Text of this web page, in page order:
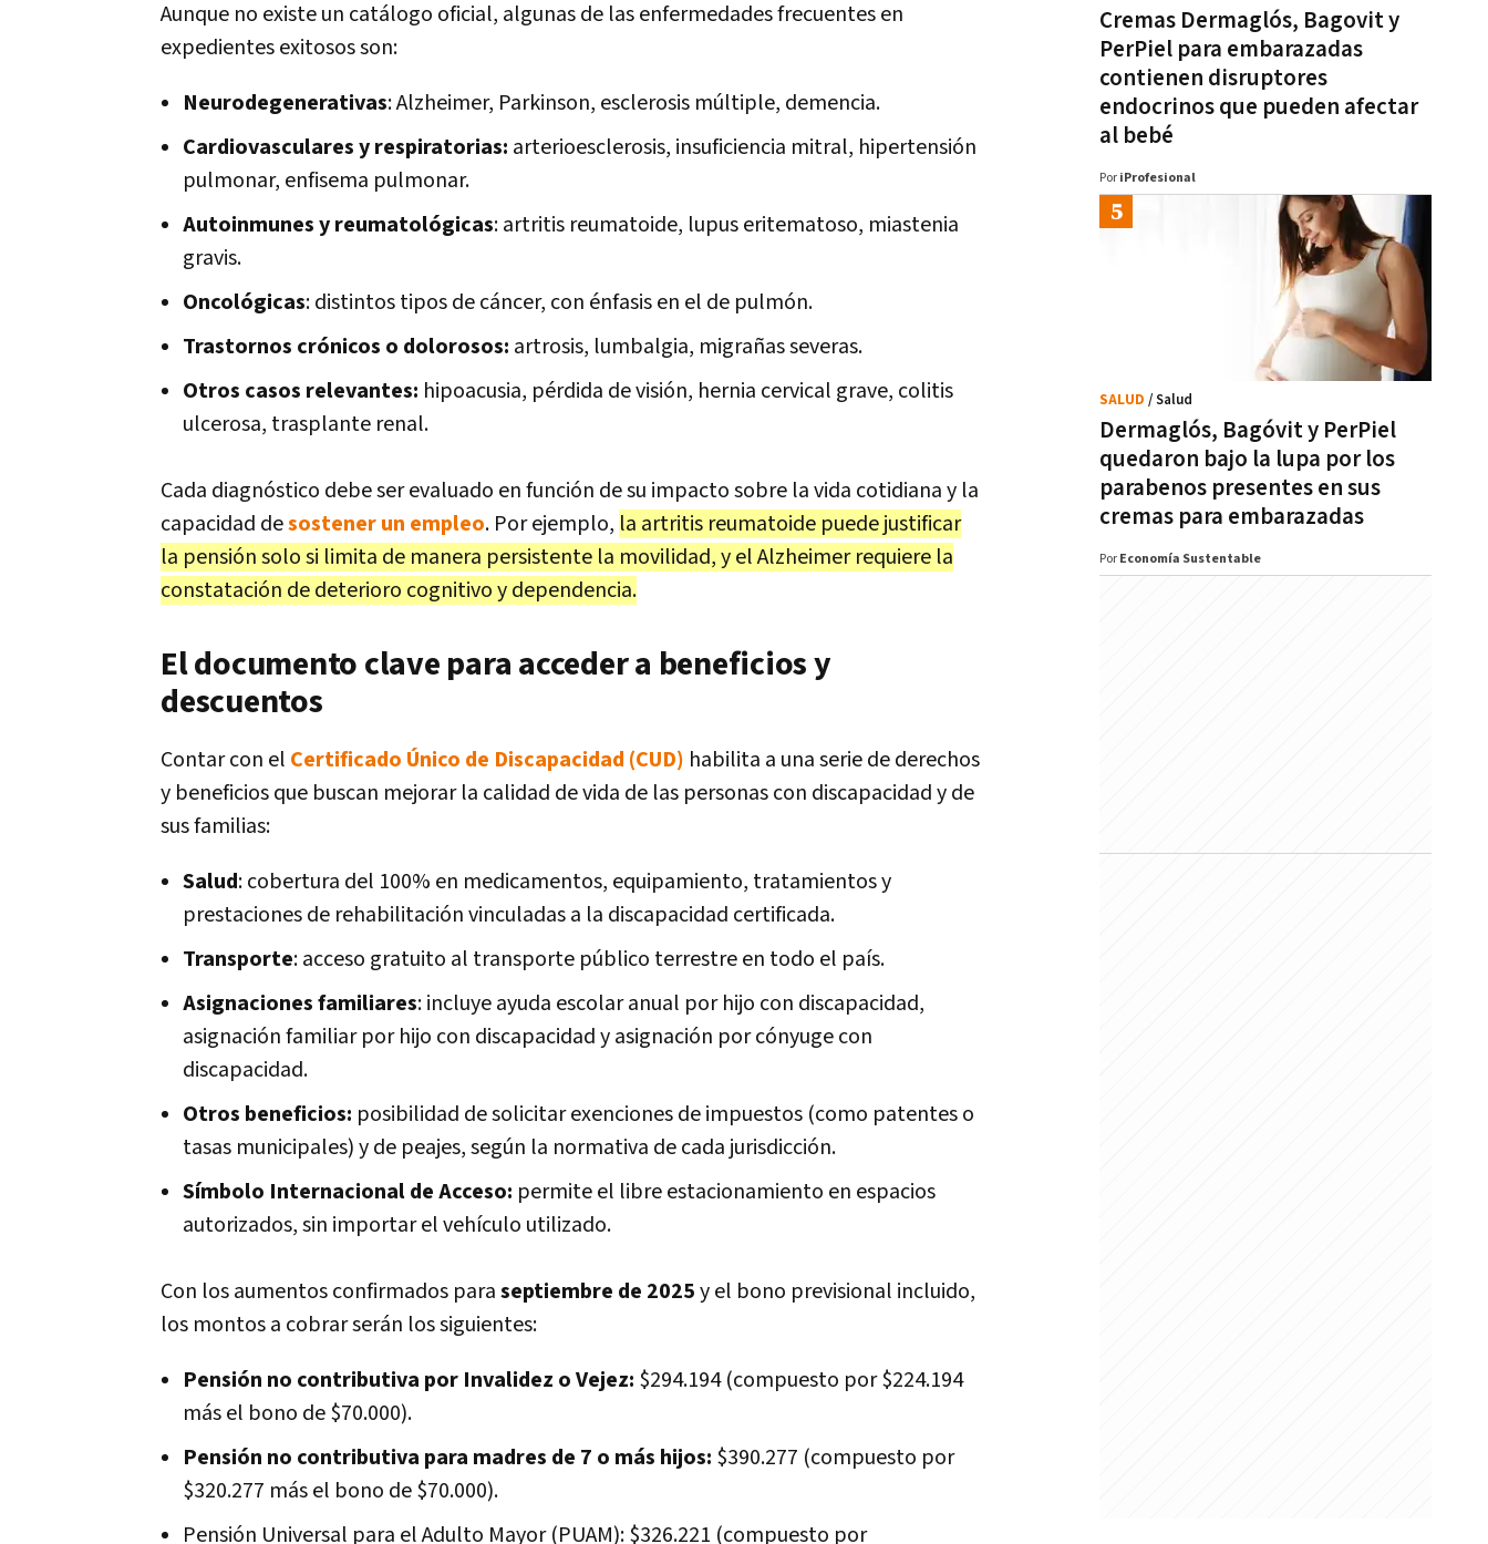
Aunque no existe un catálogo oficial, algunas de las enfermedades frecuentes en
expedientes exitosos son:
Neurodegenerativas: Alzheimer, Parkinson, esclerosis múltiple, demencia.
Cardiovasculares y respiratorias: arterioesclerosis, insuficiencia mitral, hipertensión
pulmonar, enfisema pulmonar.
Autoinmunes y reumatológicas: artritis reumatoide, lupus eritematoso, miastenia
gravis.
Oncológicas: distintos tipos de cáncer, con énfasis en el de pulmón.
Trastornos crónicos o dolorosos: artrosis, lumbalgia, migrañas severas.
Otros casos relevantes: hipoacusia, pérdida de visión, hernia cervical grave, colitis
ulcerosa, trasplante renal.
Cada diagnóstico debe ser evaluado en función de su impacto sobre la vida cotidiana y la
capacidad desostener un empleo. Por ejemplo, la artritis reumatoide puede justificar
la pensión solo si limita de manera persistente la movilidad, y el Alzheimer requiere la
constatación de deterioro cognitivo y dependencia.
El documento clave para acceder a beneficios y
descuentos
Contar con el Certificado Único de Discapacidad (CUD) habilita a una serie de derechos
y beneficios que buscan mejorar la calidad de vida de las personas con discapacidad y de
sus familias:
Salud: cobertura del 100% en medicamentos, equipamiento, tratamientos y
prestaciones de rehabilitación vinculadas a la discapacidad certificada.
Transporte: acceso gratuito al transporte público terrestre en todo el país.
Asignaciones familiares: incluye ayuda escolar anual por hijo con discapacidad,
asignación familiar por hijo con discapacidad y asignación por cónyuge con
discapacidad.
Otros beneficios: posibilidad de solicitar exenciones de impuestos (como patentes o
tasas municipales) y de peajes, según la normativa de cada jurisdicción.
Símbolo Internacional de Acceso: permite el libre estacionamiento en espacios
autorizados, sin importar el vehículo utilizado.
Con los aumentos confirmados paraseptiembre de 2025y el bono previsional incluido,
los montos a cobrar serán los siguientes:
Pensión no contributiva por Invalidez o Vejez: $294.194 (compuesto por $224.194
más el bono de $70.000).
Pensión no contributiva para madres de 7 o más hijos: $390.277 (compuesto por
$320.277 más el bono de $70.000).
Pensión Universal para el Adulto Mayor (PUAM): $326.221 (compuesto por
Cremas Dermaglós, Bagovit y
PerPiel para embarazadas
contienen disruptores
endocrinos que pueden afectar
al bebé
Por iProfesional
Dermaglós, Bagóvit y PerPiel
quedaron bajo la lupa por los
parabenos presentes en sus
cremas para embarazadas
SALUD / Salud
Por Economía Sustentable